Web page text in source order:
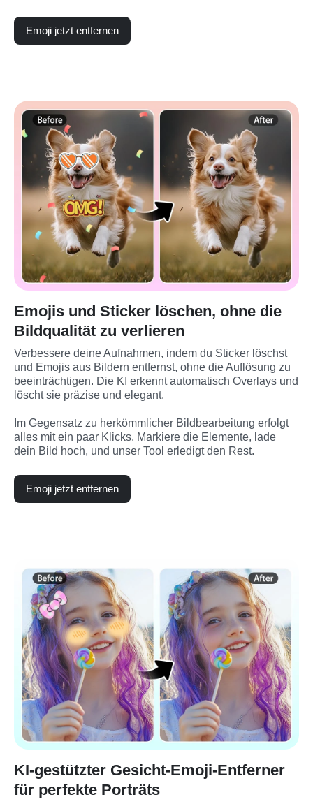
Emoji jetzt entfernen
Emojis und Sticker löschen, ohne die
Bildqualität zu verlieren
Verbessere deine Aufnahmen, indem du Sticker löschst
und Emojis aus Bildern entfernst, ohne die Auflösung zu
beeinträchtigen. Die KI erkennt automatisch Overlays und
löscht sie präzise und elegant.
Im Gegensatz zu herkömmlicher Bildbearbeitung erfolgt
alles mit ein paar Klicks. Markiere die Elemente, lade
dein Bild hoch, und unser Tool erledigt den Rest.
Emoji jetzt entfernen
KI-gestützter Gesicht-Emoji-Entferner
für perfekte Porträts